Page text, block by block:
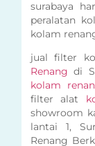
surabaya
peralatan
kolam
jual filter
Renang di
kolam
filter alat
showroom
lantai 1,
Renang